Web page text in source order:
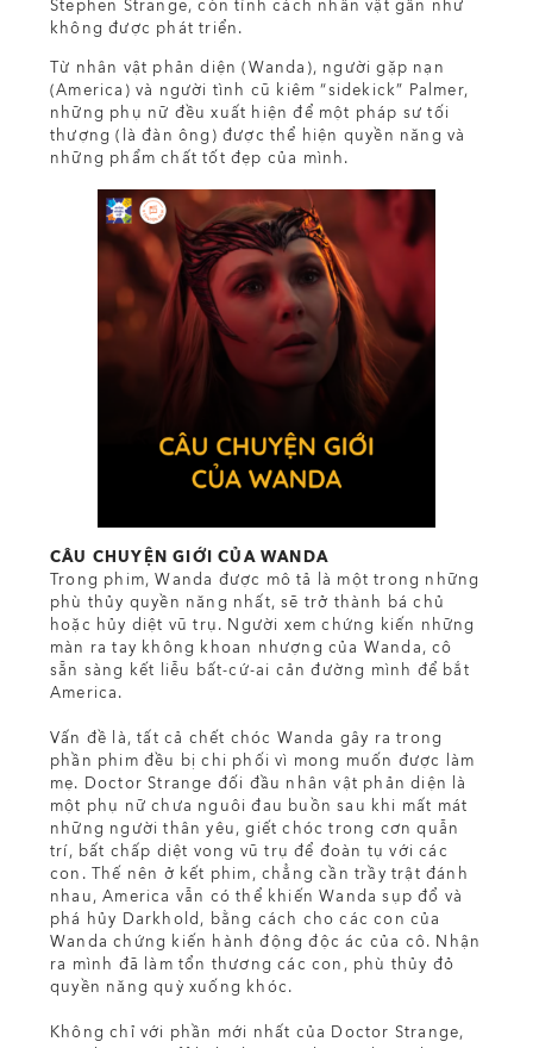
Stephen Strange, còn tính cách nhân vật gần như
không được phát triển.
Từ nhân vật phản diện (Wanda), người gặp nạn
(America) và người tình cũ kiêm “sidekick” Palmer,
những phụ nữ đều xuất hiện để một pháp sư tối
thượng (là đàn ông) được thể hiện quyền năng và
những phẩm chất tốt đẹp của mình.
CÂU CHUYỆN GIỚI CỦA WANDA
Trong phim, Wanda được mô tả là một trong những
phù thủy quyền năng nhất, sẽ trở thành bá chủ
hoặc hủy diệt vũ trụ. Người xem chứng kiến những
màn ra tay không khoan nhượng của Wanda, cô
sẵn sàng kết liễu bất-cứ-ai cản đường mình để bắt
America.
Vấn đề là, tất cả chết chóc Wanda gây ra trong
phần phim đều bị chi phối vì mong muốn được làm
mẹ. Doctor Strange đối đầu nhân vật phản diện là
một phụ nữ chưa nguôi đau buồn sau khi mất mát
những người thân yêu, giết chóc trong cơn quẫn
trí, bất chấp diệt vong vũ trụ để đoàn tụ với các
con. Thế nên ở kết phim, chẳng cần trầy trật đánh
nhau, America vẫn có thể khiến Wanda sụp đổ và
phá hủy Darkhold, bằng cách cho các con của
Wanda chứng kiến hành động độc ác của cô. Nhận
ra mình đã làm tổn thương các con, phù thủy đỏ
quyền năng quỳ xuống khóc.
Không chỉ với phần mới nhất của Doctor Strange,